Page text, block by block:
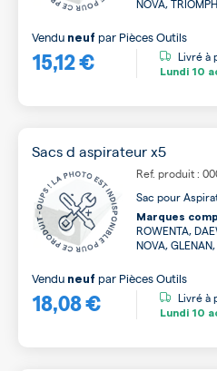
NOVA,
15,12 €
Vendu neuf par Pièces Outils
Livré à
Lundi 10
Sacs d aspirateur x5
Ref. produit :
Sac pour
Marques
ROWENTA,
NOVA, GLENAN,
18,08 €
Vendu neuf par Pièces Outils
Livré à
Lundi 10